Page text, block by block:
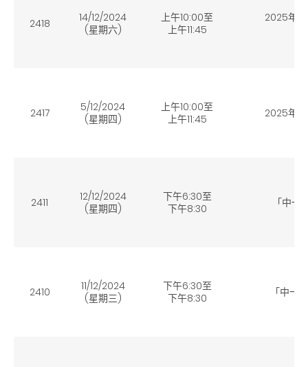
2418
14/12/2024
(星期六)
上午10:00至
上午11:45
2025年
2417
5/12/2024
(星期四)
上午10:00至
上午11:45
2025年
2411
12/12/2024
(星期四)
下午6:30至
下午8:30
「中
2410
11/12/2024
(星期三)
下午6:30至
下午8:30
「中一